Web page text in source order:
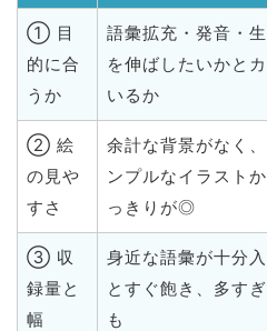
① 目
的に合
うか
語彙拡充・発音・
を伸ばしたいかと
いるか
② 絵
の見や
すさ
余計な背景がなく
ンプルなイラスト
っきりが◎
③ 収
録量と
幅
身近な語彙が十分
とすぐ飽き、多す
も